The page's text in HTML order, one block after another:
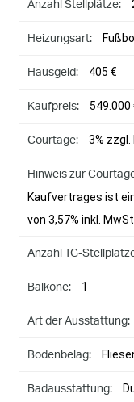
Anzahl Stellplätze:
Heizungsart:
Hausgeld: 405 €
Kaufpreis: 549.000
Courtage: 3% zzgl.
Hinweis zur
Kaufvertrages ist
von 3,57% inkl.
Anzahl TG-
Balkone: 1
Art der Ausstattung:
Bodenbelag:
Badausstattung: